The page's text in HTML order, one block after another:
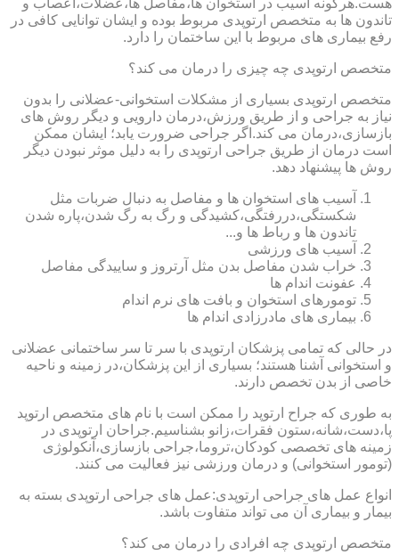
هست.هرگونه آسیب در استخوان ها،مفاصل ها،عضلات،اعصاب و
تاندون ها به متخصص ارتوپدی مربوط بوده و ایشان توانایی کافی در
رفع بیماری های مربوط با این ساختمان را دارد.
متخصص ارتوپدی چه چیزی را درمان می کند؟
متخصص ارتوپدی بسیاری از مشکلات استخوانی-عضلانی را بدون
نیاز به جراحی و از طریق ورزش،درمان دارویی و دیگر روش های
بازسازی،درمان می کند.اگر جراحی ضرورت یابد؛ ایشان ممکن
است درمان از طریق جراحی ارتوپدی را به دلیل موثر نبودن دیگر
روش ها پیشنهاد دهد.
آسیب های استخوان ها و مفاصل به دنبال ضربات مثل
شکستگی،دررفتگی،کشیدگی و رگ به رگ شدن،پاره شدن
تاندون ها و رباط ها و...
آسیب های ورزشی
خراب شدن مفاصل بدن مثل آرتروز و ساییدگی مفاصل
عفونت اندام ها
تومورهای استخوان و بافت های نرم اندام
بیماری های مادرزادی اندام ها
در حالی که تمامی پزشکان ارتوپدی با سر تا سر ساختمانی عضلانی
و استخوانی آشنا هستند؛ بسیاری از این پزشکان،در زمینه و ناحیه
خاصی از بدن تخصص دارند.
به طوری که جراح ارتوپد را ممکن است با نام های متخصص ارتوپد
پا،دست،شانه،ستون فقرات،زانو بشناسیم.جراحان ارتوپدی در
زمینه های تخصصی کودکان،تروما،جراحی بازسازی،آنکولوژی
(تومور استخوانی) و درمان ورزشی نیز فعالیت می کنند.
انواع عمل های جراحی ارتوپدی:عمل های جراحی ارتوپدی بسته به
بیمار و بیماری آن می تواند متفاوت باشد.
متخصص ارتوپدی چه افرادی را درمان می کند؟